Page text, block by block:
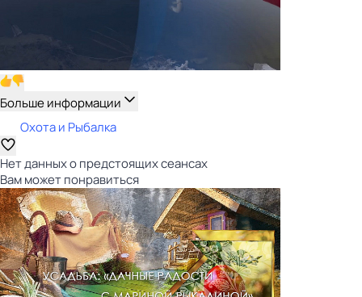
Больше информации
Охота и Рыбалка
Нет данных о предстоящих сеансах
Вам может понравиться